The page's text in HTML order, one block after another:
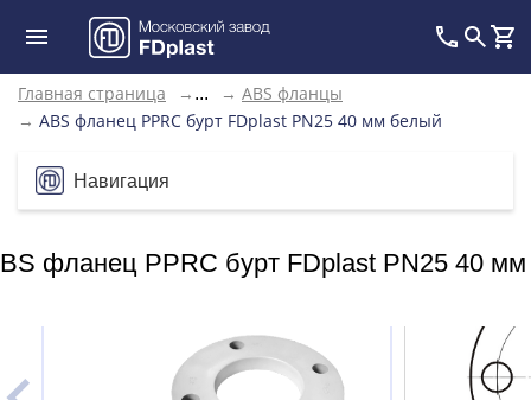
Главная страница → ... → ABS фланцы
→ ABS фланец PPRC бурт FDplast PN25 40 мм белый
Навигация
фланец PPRC бурт FDplast PN25 40